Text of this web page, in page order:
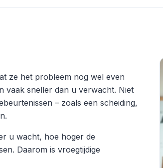
ze het probleem nog wel even
vaak sneller dan u verwacht. Niet
– zoals een scheiding,
u wacht, hoe hoger de
Daarom is vroegtijdige